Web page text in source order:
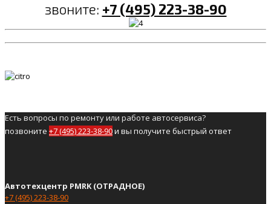
звоните: +7 (495) 223-38-90
Есть вопросы по ремонту или работе автосервиса?
позвоните +7 (495) 223-38-90и вы получите быстрый ответ
Автотехцентр PMRK (ОТРАДНОЕ)
+7 (495) 223-38-90